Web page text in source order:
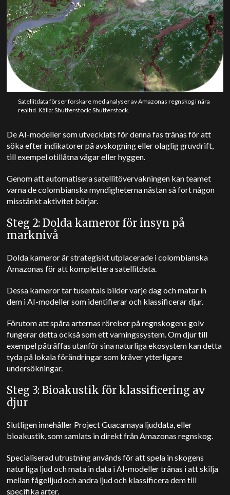
Satellitdata förser forskare med analyser av Amazonas regnskog i nära
realtid. Källa: Shutterstock: Shutterstock.
De AI-modeller som utvecklats för denna fas tränas för att
söka efter indikatorer på avskogning eller olaglig gruvdrift,
till exempel otillåtna vägar eller hyggen.
Genom att automatisera satellitövervakningen kan teamet
varna de colombianska myndigheterna nästan så fort någon
misstänkt aktivitet börjar.
Steg 2: Dolda kameror för insyn på
marknivå
Dolda kameror är strategiskt utplacerade i colombianska
Amazonas för att komplettera satellitdata.
Dessa kameror tar tusentals bilder varje dag och matar in
dem i AI-modeller som identifierar och klassificerar djur.
Förutom att spåra arternas rörelser på regnskogens golv
fungerar detta också som ett varningssystem.Om djur till
exempel påträffas utanför sina naturliga ekosystem kan detta
tyda på lokala förändringar som kräver ytterligare
undersökningar.
Steg 3: Bioakustik för klassificering av
djur
Slutligen innehåller Project Guacamaya ljuddata, eller
bioakustik, som samlats in direkt från Amazonas regnskog.
Specialiserad utrustning används för att spela in skogens
naturliga ljud och mata in data i AI-modellertränas i att skilja
mellan fågelljud och andra ljud och klassificera dem till
specifika arter.